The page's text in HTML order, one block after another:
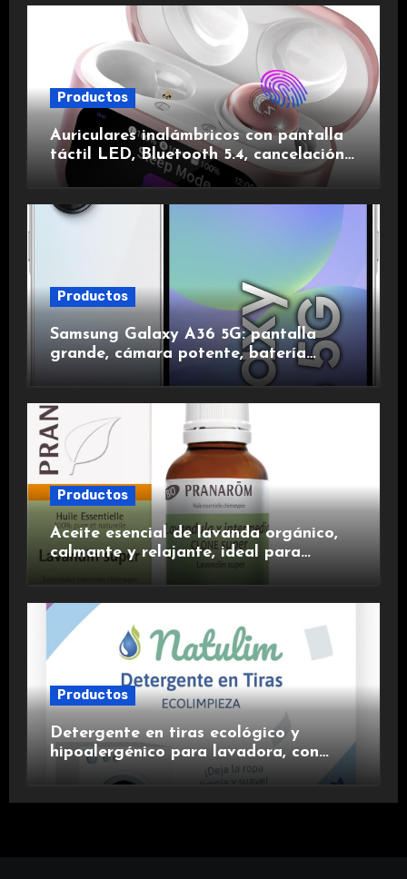
Productos
Auriculares inalámbricos con pantalla
táctil LED, Bluetooth 5.4, cancelación
de ruido, impermeables y de larga
duración.
Productos
Samsung Galaxy A36 5G: pantalla
grande, cámara potente, batería
duradera y carga rápida para una
Productos
Aceite esencial de lavanda orgánico,
calmante y relajante, ideal para
Productos
Detergente en tiras ecológico y
hipoalergénico para lavadora, con
suavizante incluido y fragancia de
lavanda.